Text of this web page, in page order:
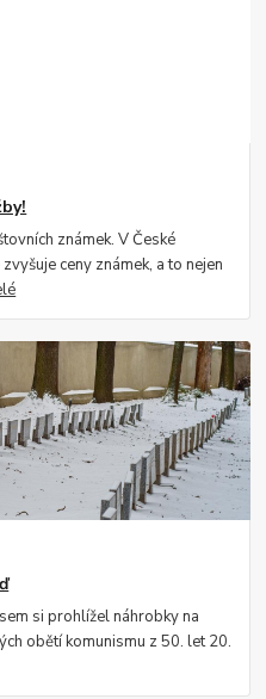
známek. V České
ceny známek, a to nejen
si prohlížel náhrobky na
obětí komunismu z 50. let 20.